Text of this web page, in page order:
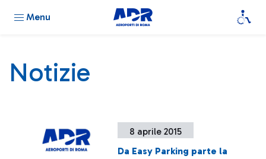
Menu
Notizie
8 aprile 2015
Da Easy Parking parte la